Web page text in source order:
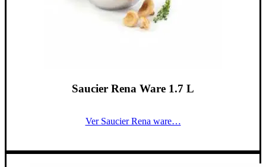
Saucier Rena Ware 1.7 L
Ver Saucier Rena ware…